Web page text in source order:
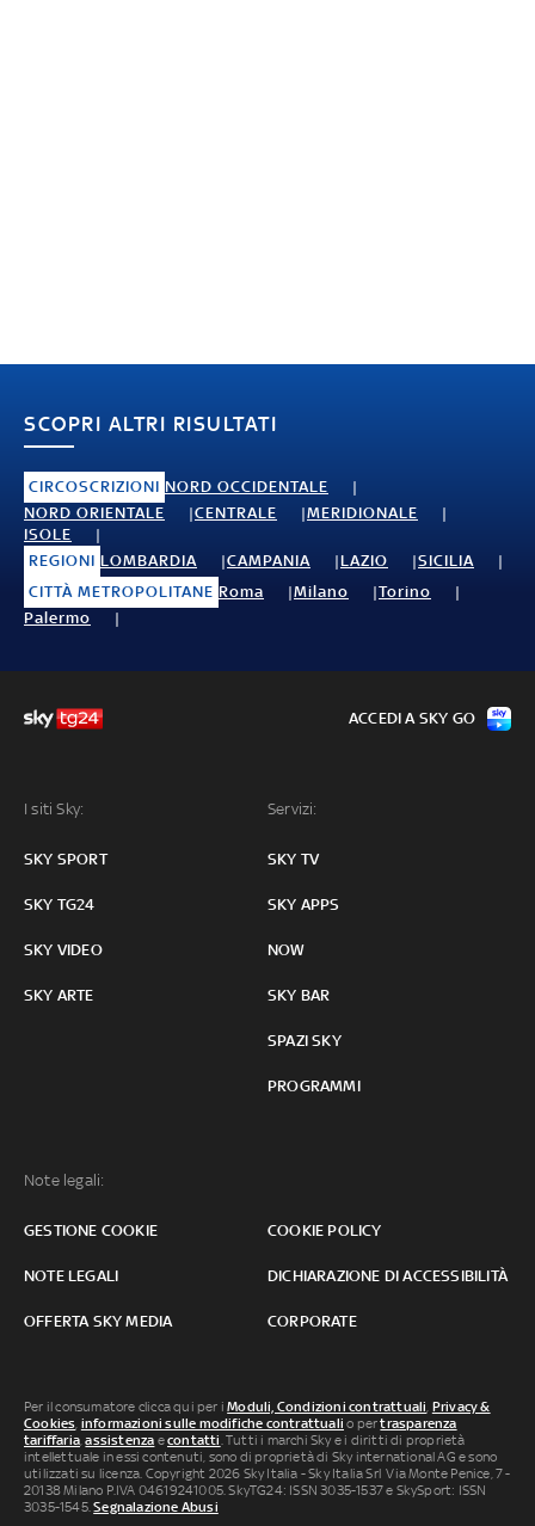
SCOPRI ALTRI RISULTATI
CIRCOSCRIZIONI NORD OCCIDENTALE
NORD ORIENTALE
CENTRALE
MERIDIONALE
ISOLE
REGIONI LOMBARDIA CAMPANIA LAZIO
SICILIA
CITTÀ METROPOLITANE Roma Milano
Torino
Palermo
I siti Sky:
SKY SPORT
SKY TG24
SKY VIDEO
SKY ARTE
Servizi:
SKY TV
SKY APPS
NOW
SKY BAR
SPAZI SKY
PROGRAMMI
Note legali:
GESTIONE COOKIE COOKIE POLICY
NOTE LEGALI DICHIARAZIONE DI ACCESSIBILITÀ
OFFERTA SKY MEDIA CORPORATE
ACCEDI A SKY GO
Per il consumatore clicca qui per iModuli, Condizioni contrattuali, Privacy &
Cookies, informazioni sulle modifiche contrattuali o pertrasparenza
tariffaria,assistenza econtatti. Tutti i marchi Sky e i diritti di proprietà
intellettuale in essi contenuti, sono di proprietà di Sky international AG e sono
utilizzati su licenza. Copyright 2026 Sky Italia - Sky Italia Srl Via Monte Penice, 7 -
20138 Milano P.IVA 04619241005. SkyTG24: ISSN 3035-1537 e SkySport: ISSN
3035-1545.Segnalazione Abusi